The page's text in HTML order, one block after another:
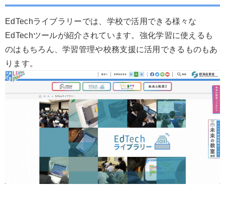
EdTechライブラリーでは、学校で活用できる様々な
EdTechツールが紹介されています。強化学習に使えるも
のはもちろん、学習管理や校務支援に活用できるものもあ
ります。